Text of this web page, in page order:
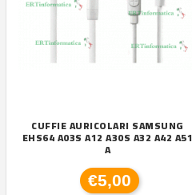
CUFFIE AURICOLARI SAMSUNG
EHS64 A03S A12 A30S A32 A42 A51
A
€5,00